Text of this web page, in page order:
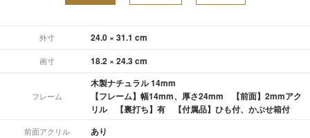
外寸 24.0 × 31.1 cm
画寸 18.2 × 24.3 cm
フレーム
木製ナチュラル 14mm
【フレーム】幅14mm、厚さ24mm 【前面】2mmアク
リル 【裏打ち】有 【付属品】ひも付、かぶせ箱付
前面アクリル あり